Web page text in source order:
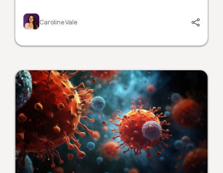
Caroline Vale